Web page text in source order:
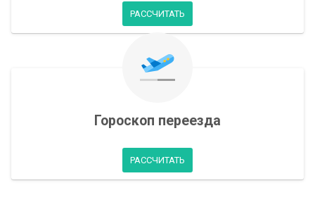
РАССЧИТАТЬ
Гороскоп переезда
РАССЧИТАТЬ